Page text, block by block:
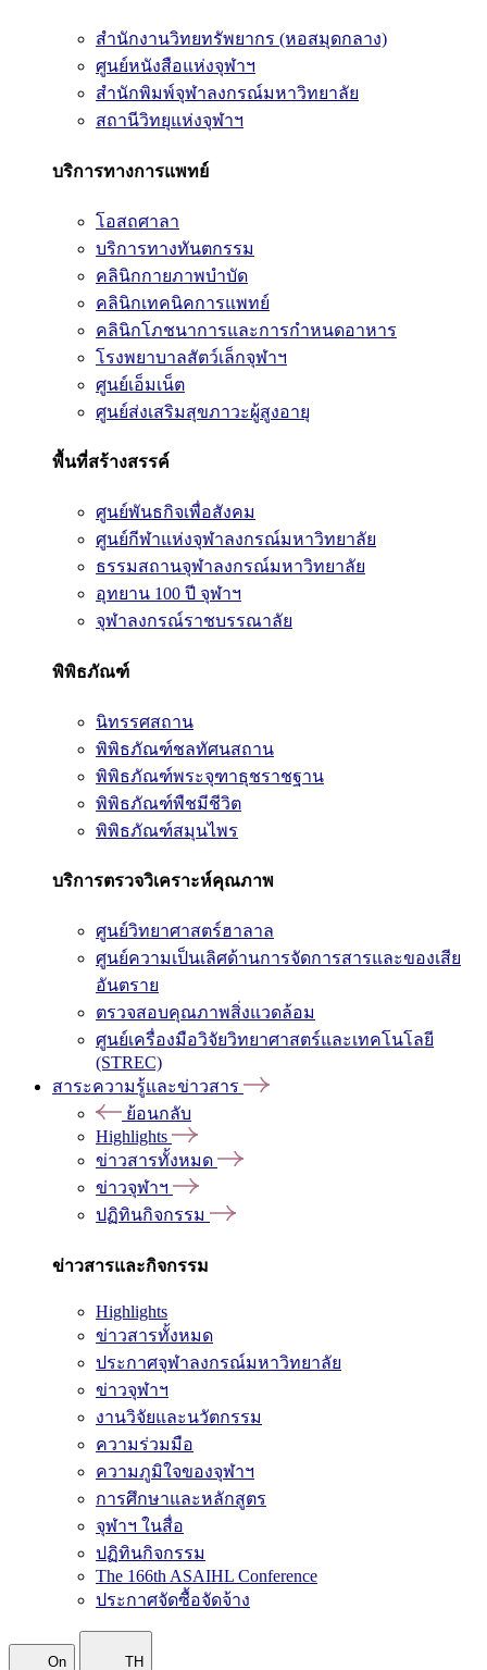
สำนักงานวิทยทรัพยากร (หอสมุดกลาง)
ศูนย์หนังสือแห่งจุฬาฯ
สำนักพิมพ์จุฬาลงกรณ์มหาวิทยาลัย
สถานีวิทยุแห่งจุฬาฯ
บริการทางการแพทย์
โอสถศาลา
บริการทางทันตกรรม
คลินิกกายภาพบำบัด
คลินิกเทคนิคการแพทย์
คลินิกโภชนาการและการกำหนดอาหาร
โรงพยาบาลสัตว์เล็กจุฬาฯ
ศูนย์เอ็มเน็ต
ศูนย์ส่งเสริมสุขภาวะผู้สูงอายุ
พื้นที่สร้างสรรค์
ศูนย์พันธกิจเพื่อสังคม
ศูนย์กีฬาแห่งจุฬาลงกรณ์มหาวิทยาลัย
ธรรมสถานจุฬาลงกรณ์มหาวิทยาลัย
อุทยาน 100 ปี จุฬาฯ
จุฬาลงกรณ์ราชบรรณาลัย
พิพิธภัณฑ์
นิทรรศสถาน
พิพิธภัณฑ์ชลทัศนสถาน
พิพิธภัณฑ์พระจุฑาธุชราชฐาน
พิพิธภัณฑ์พืชมีชีวิต
พิพิธภัณฑ์สมุนไพร
บริการตรวจวิเคราะห์คุณภาพ
ศูนย์วิทยาศาสตร์ฮาลาล
ศูนย์ความเป็นเลิศด้านการจัดการสารและของเสีย
อันตราย
ตรวจสอบคุณภาพสิ่งแวดล้อม
ศูนย์เครื่องมือวิจัยวิทยาศาสตร์และเทคโนโลยี
(STREC)
สาระความรู้และข่าวสาร
ย้อนกลับ
Highlights
ข่าวสารทั้งหมด
ข่าวจุฬาฯ
ปฏิทินกิจกรรม
ข่าวสารและกิจกรรม
Highlights
ข่าวสารทั้งหมด
ประกาศจุฬาลงกรณ์มหาวิทยาลัย
ข่าวจุฬาฯ
งานวิจัยและนวัตกรรม
ความร่วมมือ
ความภูมิใจของจุฬาฯ
การศึกษาและหลักสูตร
จุฬาฯ ในสื่อ
ปฏิทินกิจกรรม
The 166th ASAIHL Conference
ประกาศจัดซื้อจัดจ้าง
On TH